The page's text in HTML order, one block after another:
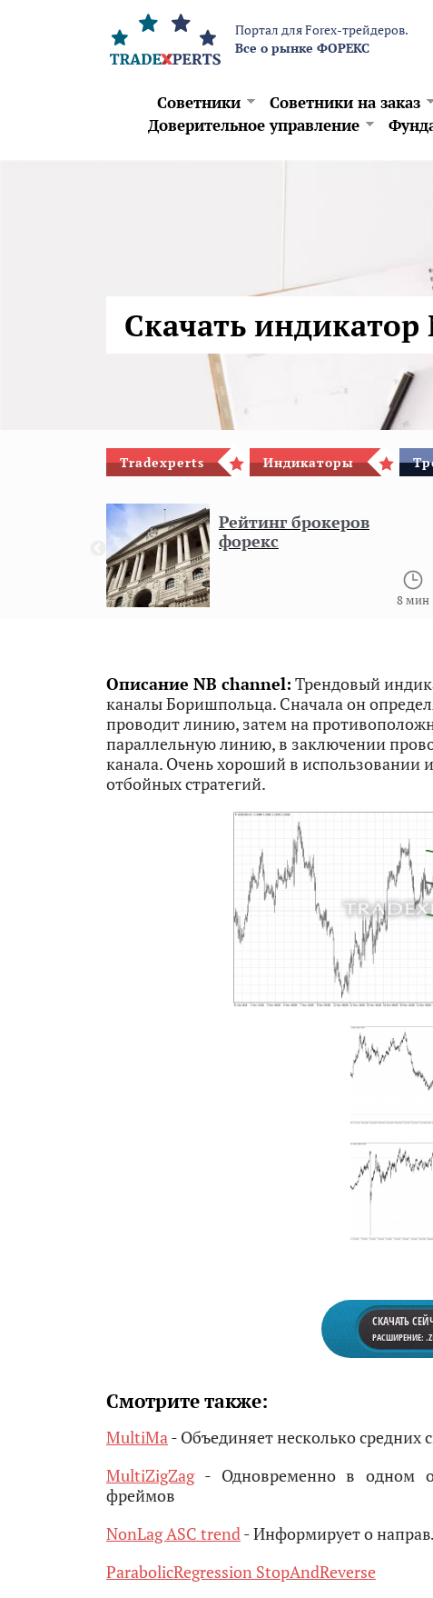
Перейти к основному содержанию
Портал для Forex-трейдеров.
Все о рынке ФОРЕКС
Советники Советники на заказ
Доверительное управление
Скачать индикатор
Tradexperts Индикаторы
Рейтинг брокеров
форекс
8 мин
Описание NB channel: Трендовый
каналы Боришпольца. Сначала он
проводит линию, затем на
параллельную линию, в заключении
канала. Очень хороший в использовании
отбойных стратегий.
СКАЧАТЬ
РАСШИРЕНИЕ:
Смотрите также:
MultiMa- Объединяет несколько средних
MultiZigZag- Одновременно в одном
фреймов
NonLag ASC trend- Информирует о
ParabolicRegression StopAndReverse